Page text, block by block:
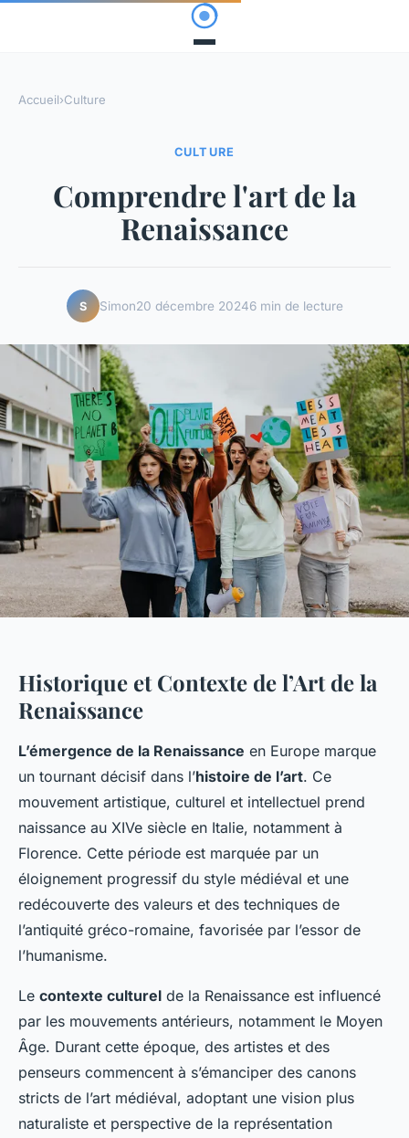
Accueil›Culture
CULTURE
Comprendre l'art de la
Renaissance
S Simon20 décembre 20246 min de lecture
Historique et Contexte de l’Art de la
Renaissance
L’émergence de la Renaissance en Europe marque
un tournant décisif dans l’histoire de l’art. Ce
mouvement artistique, culturel et intellectuel prend
naissance au XIVe siècle en Italie, notamment à
Florence. Cette période est marquée par un
éloignement progressif du style médiéval et une
redécouverte des valeurs et des techniques de
l’antiquité gréco-romaine, favorisée par l’essor de
l’humanisme.
Le contexte culturel de la Renaissance est influencé
par les mouvements antérieurs, notamment le Moyen
Âge. Durant cette époque, des artistes et des
penseurs commencent à s’émanciper des canons
stricts de l’art médiéval, adoptant une vision plus
naturaliste et perspective de la représentation